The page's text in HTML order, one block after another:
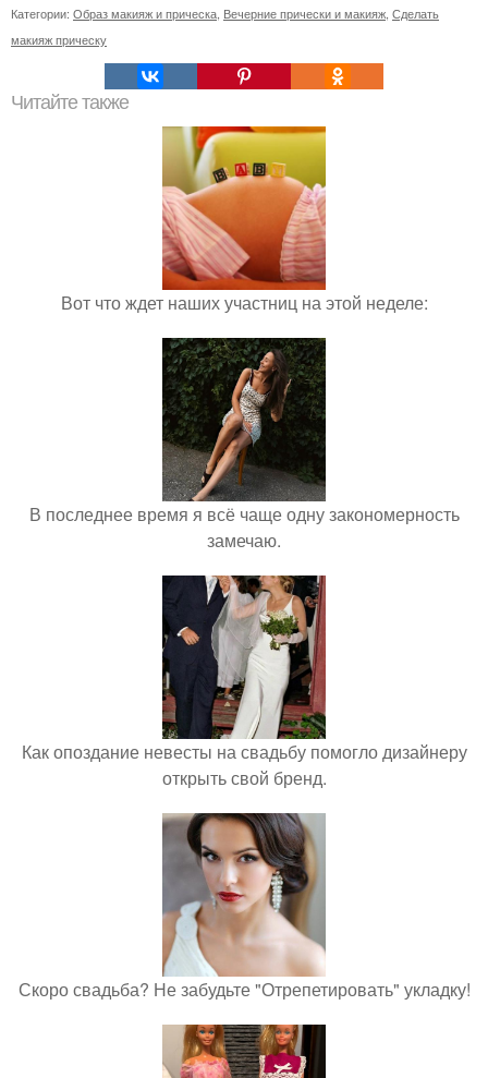
Категории: Образ макияж и прическа Вечерние прически и макияж Сделать
макияж прическу
Читайте также
Вот что ждет наших участниц на этой неделе:
В последнее время я всё чаще одну закономерность
замечаю.
Как опоздание невесты на свадьбу помогло дизайнеру
открыть свой бренд.
Скоро свадьба? Не забудьте "Отрепетировать" укладку!